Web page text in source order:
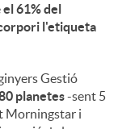
el 61% del
l'etiqueta
Gestió
planetes-sent 5
Morningstar i